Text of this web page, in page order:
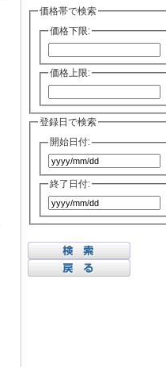
価格帯で検索
価格下限:
価格上限:
登録日で検索
開始日付:
終了日付: